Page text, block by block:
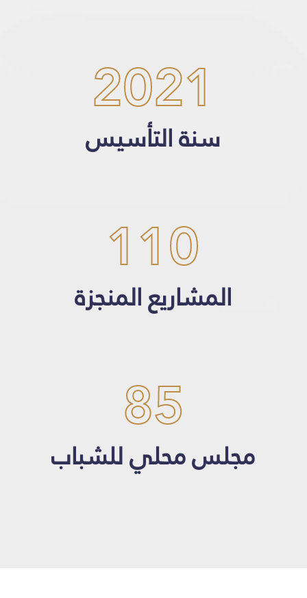
2021
سنة التأسيس
110
المشاريع المنجزة
85
مجلس محلي للشباب